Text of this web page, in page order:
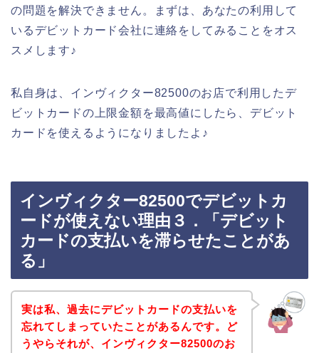
の問題を解決できません。まずは、あなたの利用して
いるデビットカード会社に連絡をしてみることをオス
スメします♪
私自身は、インヴィクター82500のお店で利用したデ
ビットカードの上限金額を最高値にしたら、デビット
カードを使えるようになりましたよ♪
インヴィクター82500でデビットカ
ードが使えない理由３．「デビット
カードの支払いを滞らせたことがあ
る」
実は私、過去にデビットカードの支払いを
忘れてしまっていたことがあるんです。ど
うやらそれが、インヴィクター82500のお